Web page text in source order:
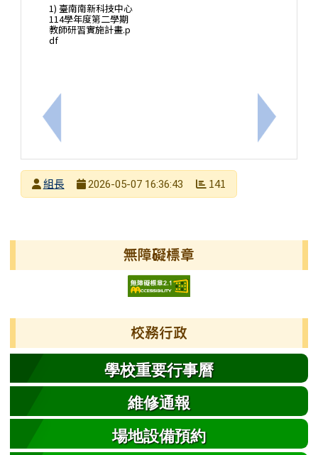
上一筆：轉知臺北市立天文科學教育館「115年教師
1) 臺南南新科技中⼼
114學年度第二學期
教師研習實施計畫.p
df
下一筆：
發布者
組長
2026-05-07 16:36:43 141
無障礙標章
校務行政
學校重要行事曆
維修通報
場地設備預約